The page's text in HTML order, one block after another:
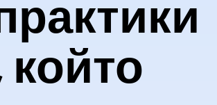
който